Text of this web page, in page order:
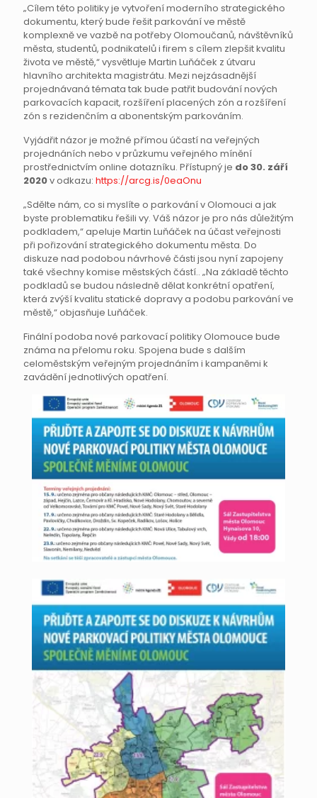
„Cílem této politiky je vytvoření moderního strategického
dokumentu, který bude řešit parkování ve městě
komplexně ve vazbě na potřeby Olomoučanů, návštěvníků
města, studentů, podnikatelů i firem s cílem zlepšit kvalitu
života ve městě,“ vysvětluje Martin Luňáček z útvaru
hlavního architekta magistrátu. Mezi nejzásadnější
projednávaná témata tak bude patřit budování nových
parkovacích kapacit, rozšíření placených zón a rozšíření
zón s rezidenčním a abonentským parkováním.
Vyjádřit názor je možné přímou účastí na veřejných
projednáních nebo v průzkumu veřejného mínění
prostřednictvím online dotazníku. Přístupný je do 30. září
2020v odkazu: https://arcg.is/0eaOnu
„Sdělte nám, co si myslíte o parkování v Olomouci a jak
byste problematiku řešili vy. Váš názor je pro nás důležitým
podkladem,“ apeluje Martin Luňáček na účast veřejnosti
při pořizování strategického dokumentu města. Do
diskuze nad podobou návrhové části jsou nyní zapojeny
také všechny komise městských částí.. „Na základě těchto
podkladů se budou následně dělat konkrétní opatření,
která zvýší kvalitu statické dopravy a podobu parkování ve
městě,“ objasňuje Luňáček.
Finální podoba nové parkovací politiky Olomouce bude
známa na přelomu roku. Spojena bude s dalším
celoměstským veřejným projednáním i kampaněmi k
zavádění jednotlivých opatření.